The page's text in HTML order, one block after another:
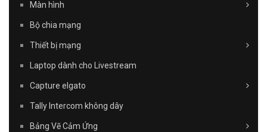
Màn hình
Bộ chia mạng
Thiết bị mạng
Laptop dành cho Livestream
Capture elgato
Tally Intercom không dây
Bảng Vẽ Cảm Ứng